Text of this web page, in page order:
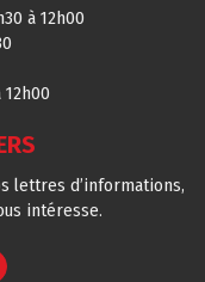
à 12h00
lettres d’informations,
intéresse.